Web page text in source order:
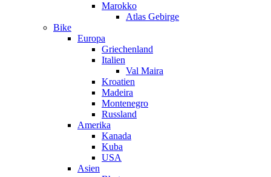
Marokko
Atlas Gebirge
Bike
Europa
Griechenland
Italien
Val Maira
Kroatien
Madeira
Montenegro
Russland
Amerika
Kanada
Kuba
USA
Asien